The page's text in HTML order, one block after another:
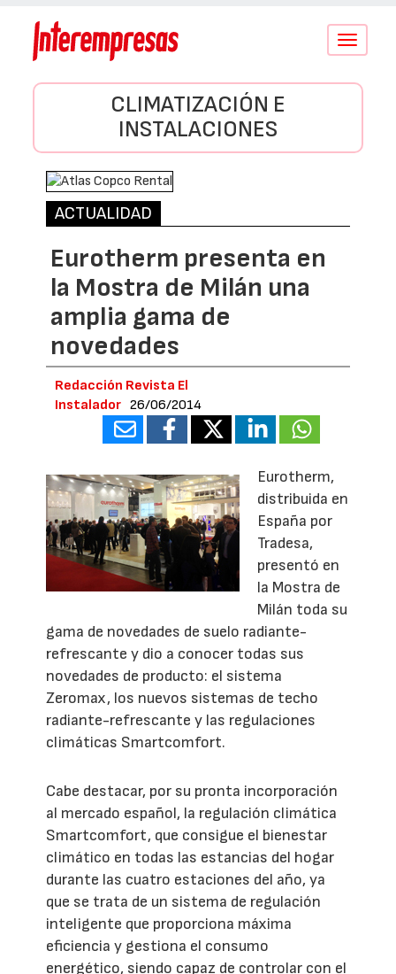
Conmutar
CLIMATIZACIÓN E
INSTALACIONES
ACTUALIDAD
Eurotherm presenta en
la Mostra de Milán una
amplia gama de
novedades
Redacción Revista El
Instalador 26/06/2014
Eurotherm,
distribuida en
España por
Tradesa,
presentó en
la Mostra de
Milán toda su
gama de novedades de suelo radiante-
refrescante y dio a conocer todas sus
novedades de producto: el sistema
Zeromax, los nuevos sistemas de techo
radiante-refrescante y las regulaciones
climáticas Smartcomfort.
Cabe destacar, por su pronta incorporación
al mercado español, la regulación climática
Smartcomfort, que consigue el bienestar
climático en todas las estancias del hogar
durante las cuatro estaciones del año, ya
que se trata de un sistema de regulación
inteligente que proporciona máxima
eficiencia y gestiona el consumo
energético, siendo capaz de controlar con el